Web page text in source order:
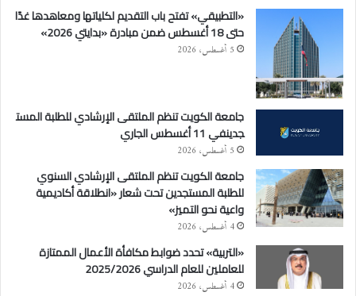
«التطبيقي» تفتح باب التقديم لكلياتها ومعاهدها غدًا
حتى 18 أغسطس ضمن مبادرة «بدايتي 2026»
5 أغسطس، 2026
جامعة الكويت تنظم الملتقى الإرشادي للطلبة المست
جدينفي 11 أغسطس الجاري
5 أغسطس، 2026
جامعة الكويت تنظم الملتقى الإرشادي السنوي
للطلبة المستجدين تحت شعار «انطلاقة أكاديمية
واعية نحو التميز»
4 أغسطس، 2026
«التربية» تحدد ضوابط مكافأة الأعمال الممتازة
للعاملين للعام الدراسي 2025/2026
4 أغسطس، 2026